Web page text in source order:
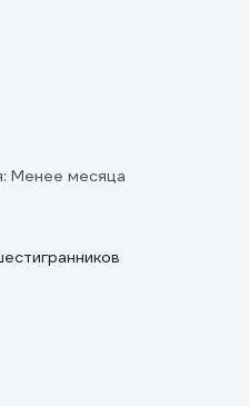
Менее месяца